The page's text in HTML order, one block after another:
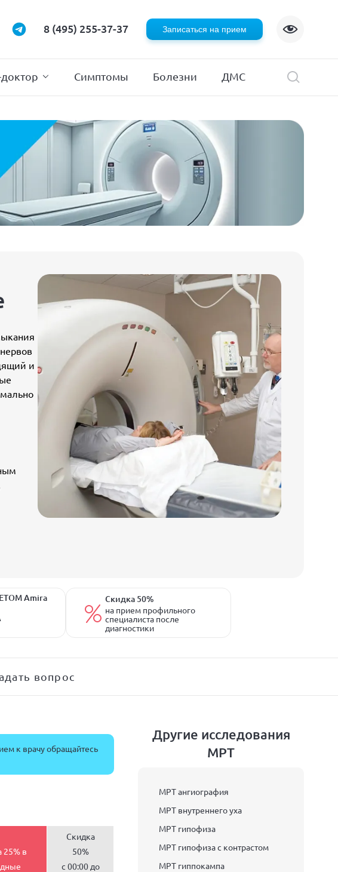
8 (495) 255-37-37 Записаться на прием
Проктология
Психотерапия
Хирургия
Эндокринология
Симптомы Болезни ДМС
и
Amira Скидка 50%
на прием профильного
специалиста после
диагностики
вопрос
к врачу обращайтесь
25% в
Скидка
50%
c 00:00 до
Другие исследования
МРТ
МРТ ангиография
МРТ внутреннего уха
МРТ гипофиза
МРТ гипофиза с контрастом
МРТ гиппокампа